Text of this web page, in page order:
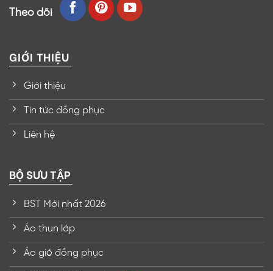
Theo dõi
GIỚI THIỆU
Giới thiệu
Tin tức đồng phục
Liên hệ
BỘ SƯU TẬP
BST Mới nhất 2026
Áo thun lớp
Áo gió đồng phục